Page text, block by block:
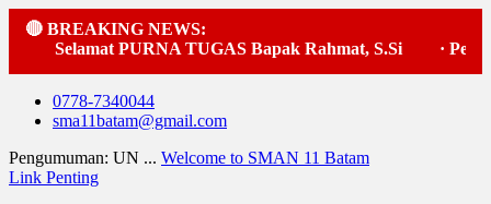
🔴 BREAKING NEWS:
Selamat PURNA TUGAS Bapak Rahmat, S.Si
Skip
0778-7340044
sma11batam@gmail.com
Pengumuman: UN ... Welcome to SMAN 11 Batam
Link Penting